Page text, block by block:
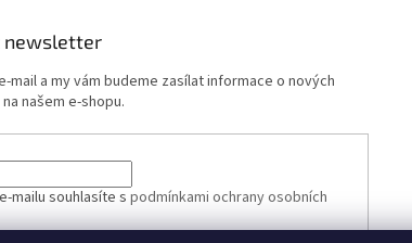
newsletter
mail a my vám budeme zasílat informace o nových
našem e-shopu.
mailu souhlasíte s podmínkami ochrany osobních